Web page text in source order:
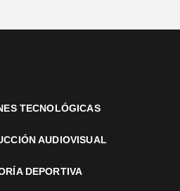
TECNOLÓGICAS
AUDIOVISUAL
DEPORTIVA